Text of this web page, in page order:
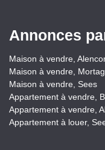
Annonces
Maison à vendre,
Maison à vendre,
Maison à vendre, Sees
Appartement à vendre,
Appartement à vendre,
Appartement à louer,